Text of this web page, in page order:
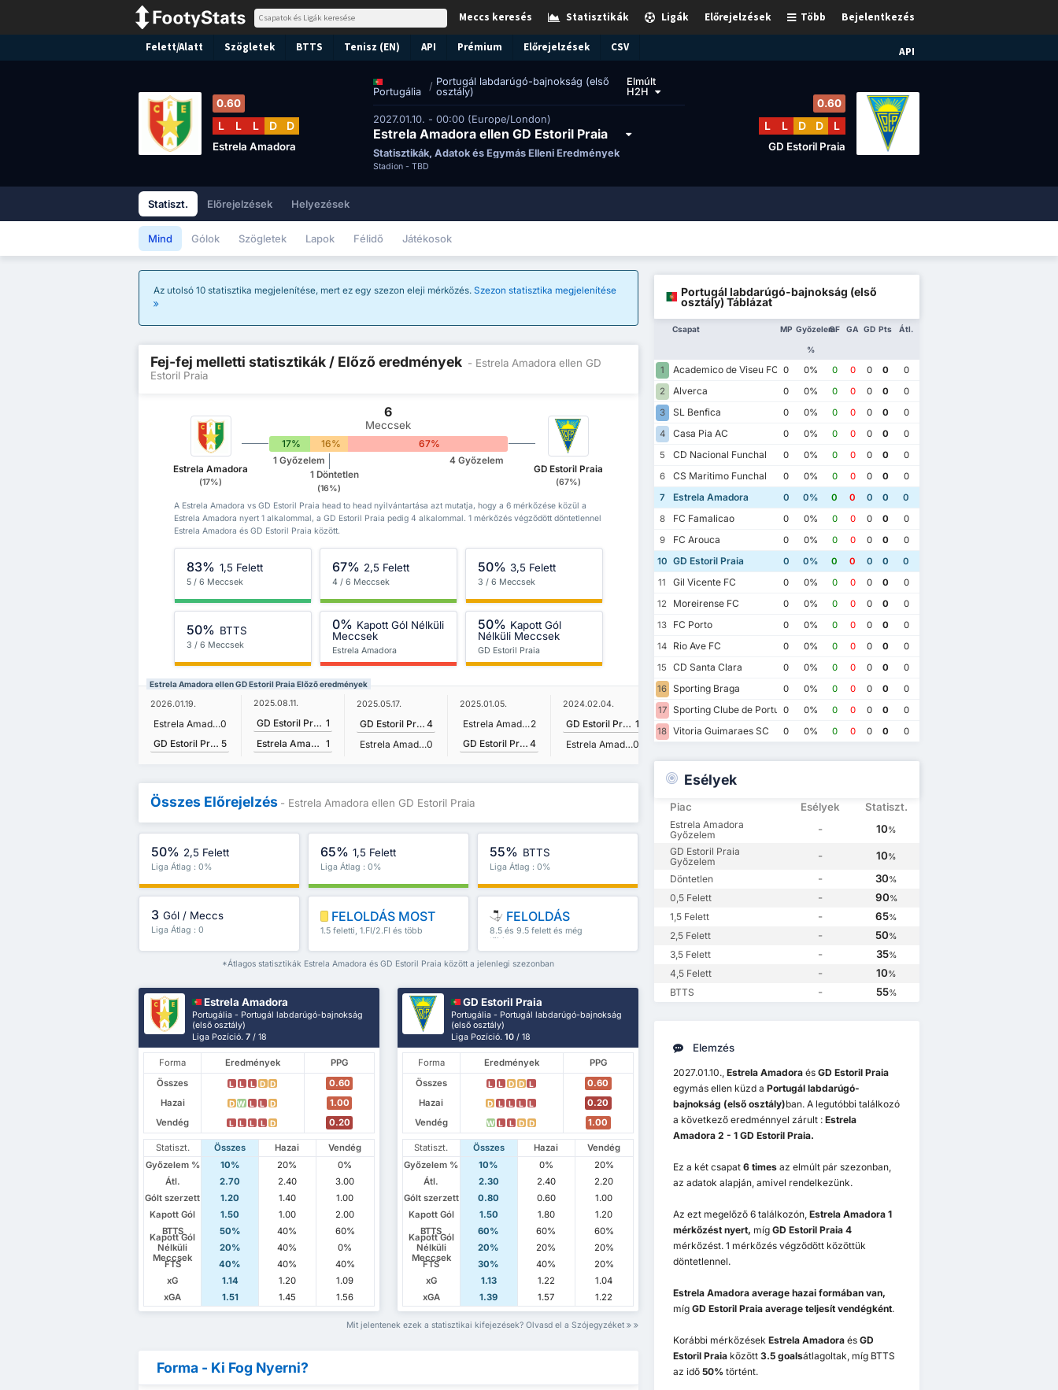
Bejelentkezés
Több
Előrejelzések
Ligák
Statisztikák
Meccs keresés
API
Felett/Alatt Szögletek BTTS Tenisz (EN) API Prémium Előrejelzések CSV
Portugália / Portugál labdarúgó-bajnokság (első
osztály)
Elmúlt
H2H
2027.01.10. - 00:00 (Europe/London)
Estrela Amadora ellen GD Estoril Praia
Statisztikák, Adatok és Egymás Elleni Eredmények
Stadion - TBD
0.60
L L L D D
Estrela Amadora
0.60
L L D D L
GD Estoril Praia
Statiszt. Előrejelzések Helyezések
Mind Gólok Szögletek Lapok Félidő Játékosok
Az utolsó 10 statisztika megjelenítése, mert ez egy szezon eleji mérkőzés. Szezon statisztika megjelenítése
Fej-fej melletti statisztikák / Előző eredmények - Estrela Amadora ellen GD
Estoril Praia
Estrela Amadora
(17%)
6
Meccsek
17% 16% 67%
1 Győzelem
1 Döntetlen
(16%)
4 Győzelem
GD Estoril Praia
(67%)
A Estrela Amadora vs GD Estoril Praia head to head nyilvántartása azt mutatja, hogy a 6 mérkőzése közül a
Estrela Amadora nyert 1 alkalommal, a GD Estoril Praia pedig 4 alkalommal. 1 mérkőzés végződött döntetlennel
Estrela Amadora és GD Estoril Praia között.
83% 1,5 Felett
5 / 6 Meccsek
67% 2,5 Felett
4 / 6 Meccsek
50% 3,5 Felett
3 / 6 Meccsek
50% BTTS
3 / 6 Meccsek
0% Kapott Gól Nélküli
Meccsek
Estrela Amadora
50% Kapott Gól
Nélküli Meccsek
GD Estoril Praia
Estrela Amadora ellen GD Estoril Praia Előző eredmények
2026.01.19.
Estrela Amadora0
GD Estoril Praia 5
2025.08.11.
GD Estoril Praia 1
Estrela Amadora 1
2025.05.17.
GD Estoril Praia 4
Estrela Amadora0
2025.01.05.
Estrela Amadora 2
GD Estoril Praia 4
2024.02.04.
GD Estoril Praia 1
Estrela Amadora0
2023.08.25.
Összes Előrejelzés - Estrela Amadora ellen GD Estoril Praia
50% 2,5 Felett
Liga Átlag : 0%
65% 1,5 Felett
Liga Átlag : 0%
55% BTTS
Liga Átlag : 0%
3 Gól / Meccs
Liga Átlag : 0
FELOLDÁS MOST
1.5 feletti, 1.FI/2.FI és több
FELOLDÁS
8.5 és 9.5 felett és még
több
*Átlagos statisztikák Estrela Amadora és GD Estoril Praia között a jelenlegi szezonban
Estrela Amadora
Portugália - Portugál labdarúgó-bajnokság
(első osztály)
Liga Pozíció.7 / 18
Forma Eredmények
PPG
Összes
L L L D D
0.60
Hazai
D W L L D
1.00
Vendég
L L L L D 0.20
Statiszt. Összes Hazai
Vendég
Győzelem %
10% 20%
0%
Átl.
2.70 2.40
3.00
Gólt szerzett
1.20 1.40
1.00
Kapott Gól
1.50 1.00
2.00
BTTS
50% 40% 60%
Kapott Gól
Nélküli
Meccsek
20% 40%
0%
FTS
40% 40%
40%
xG
1.14 1.20
1.09
xGA
1.51 1.45 1.56
GD Estoril Praia
Portugália - Portugál labdarúgó-bajnokság
(első osztály)
Liga Pozíció.10 / 18
Forma Eredmények
PPG
Összes
L L D D L
0.60
Hazai
D L L L L
0.20
Vendég
W L L D D 1.00
Statiszt. Összes Hazai
Vendég
Győzelem %
10% 0%
20%
Átl.
2.30 2.40
2.20
Gólt szerzett
0.80 0.60
1.00
Kapott Gól
1.50 1.80
1.20
BTTS
60% 60% 60%
Kapott Gól
Nélküli
Meccsek
20% 20%
20%
FTS
30% 40%
20%
xG
1.13 1.22
1.04
xGA
1.39 1.57 1.22
Mit jelentenek ezek a statisztikai kifejezések? Olvasd el a Szójegyzéket
Forma - Ki Fog Nyerni?
Portugál labdarúgó-bajnokság (első
osztály) Táblázat
Csapat MP Győzelem
%
GF GA GD Pts Átl.
1 Academico de Viseu FC 0 0% 0 0 0 0
0
2
Alverca 0 0% 0 0 0 0
0
3
SL Benfica 0 0% 0 0 0 0
0
4
Casa Pia AC 0 0% 0 0 0 0
0
5
CD Nacional Funchal 0 0% 0 0 0 0
0
6
CS Maritimo Funchal 0 0% 0 0 0 0
0
7
Estrela Amadora 0 0% 0 0 0 0
0
8
FC Famalicao 0 0% 0 0 0 0
0
9
FC Arouca 0 0% 0 0 0 0
0
10 GD Estoril Praia 0 0% 0 0 0 0
0
11
Gil Vicente FC 0 0% 0 0 0 0
0
12
Moreirense FC 0 0% 0 0 0 0
0
13
FC Porto 0 0% 0 0 0 0
0
14
Rio Ave FC 0 0% 0 0 0 0
0
15
CD Santa Clara 0 0% 0 0 0 0
0
16 Sporting Braga 0 0% 0 0 0 0
0
17 Sporting Clube de Portugal
0 0% 0 0 0 0
0
18 Vitoria Guimaraes SC 0 0% 0 0 0 0 0
Esélyek
Piac Esélyek Statiszt.
Estrela Amadora
Győzelem
- 10%
GD Estoril Praia
Győzelem
- 10%
Döntetlen - 30%
0,5 Felett - 90%
1,5 Felett - 65%
2,5 Felett - 50%
3,5 Felett - 35%
4,5 Felett - 10%
BTTS - 55%
Elemzés
2027.01.10., Estrela Amadoraés GD Estoril Praia
egymás ellen küzd a Portugál labdarúgó-
bajnokság (első osztály)ban. A legutóbbi találkozó
a következő eredménnyel zárult : Estrela
Amadora 2 - 1 GD Estoril Praia.
Ez a két csapat 6 timesaz elmúlt pár szezonban,
az adatok alapján, amivel rendelkezünk.
Az ezt megelőző 6 találkozón, Estrela Amadora 1
mérkőzést nyert, míg GD Estoril Praia 4
mérkőzést. 1 mérkőzés végződött közöttük
döntetlennel.
Estrela Amadora average hazai formában van,
míg GD Estoril Praia average teljesít vendégként.
Korábbi mérkőzések Estrela Amadoraés GD
Estoril Praiaközött 3.5 goalsátlagoltak, míg BTTS
az idő 50% történt.